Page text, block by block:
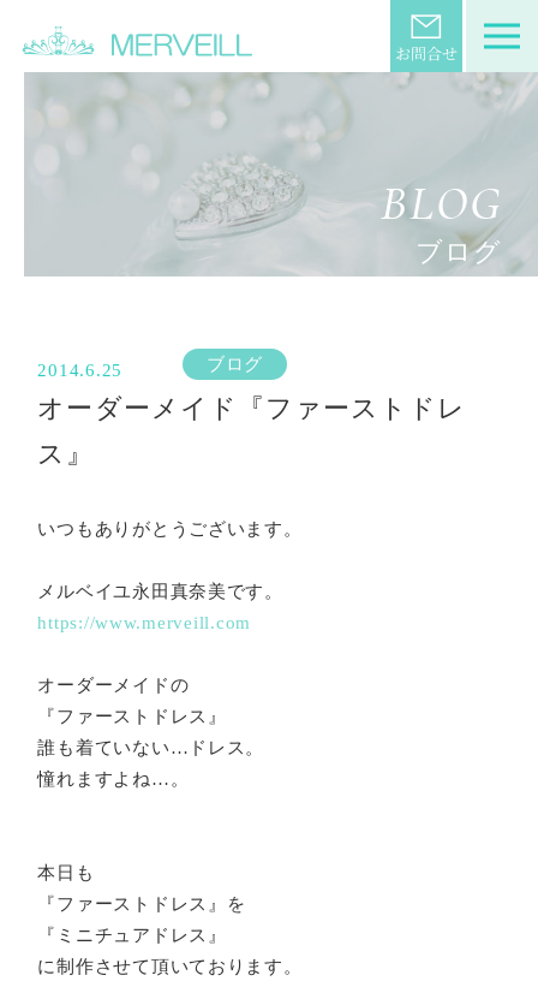
BLOG
ブログ
2014.6.25 ブログ
オーダーメイド『ファーストドレ
ス』
いつもありがとうございます。
メルベイユ永田真奈美です。
https://www.merveill.com
オーダーメイドの
『ファーストドレス』
誰も着ていない…ドレス。
憧れますよね…。
本日も
『ファーストドレス』を
『ミニチュアドレス』
に制作させて頂いております。